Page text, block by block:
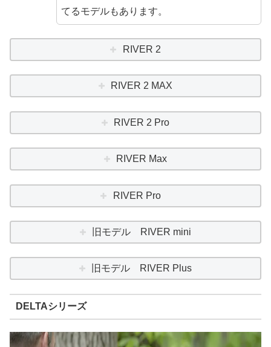
てるモデルもあります。
RIVER 2
RIVER 2 MAX
RIVER 2 Pro
RIVER Max
RIVER Pro
旧モデル RIVER mini
旧モデル RIVER Plus
DELTAシリーズ